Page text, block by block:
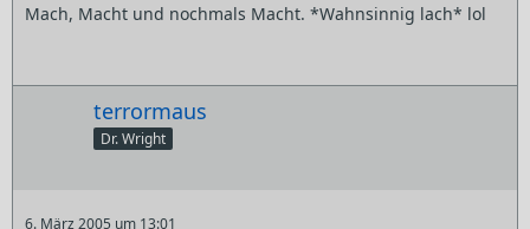
Mach, Macht und nochmals Macht. *Wahnsinnig lach* lol
terrormaus
Dr. Wright
6. März 2005 um 13:01